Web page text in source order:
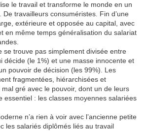
le travail et transforme le monde en un
travailleurs consuméristes. Fin d’une
extérieure et opposée au capital, avec
en même temps généralisation du salariat
se trouve pas simplement divisée entre
décide (le 1%) et une masse innocente et
pouvoir de décision (les 99%). Les
fragmentées, hiérarchisées et
gré avec le pouvoir, dont un de leurs
essentiel : les classes moyennes salariées
n’a rien à voir avec l’ancienne petite
les salariés diplômés liés au travail